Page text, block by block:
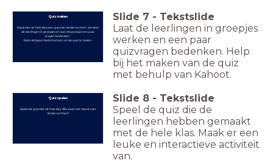
Quiz maken
Maak met de hele klas een quiz over kinderrechten. Verdeel
de leerlingen in groepjes en laat elk groepje een paar
vragen bedenken.
Gebruik bijvoorbeeld Kahoot om de quiz te maken.
Slide 7 - Tekstslide
Laat de leerlingen in groepjes
werken en een paar
quizvragen bedenken. Help
bij het maken van de quiz
met behulp van Kahoot.
Quiz spelen
Speel de quiz met de hele klas. Wie weet het meest over
kinderrechten?
Slide 8 - Tekstslide
Speel de quiz die de
leerlingen hebben gemaakt
met de hele klas. Maak er een
leuke en interactieve activiteit
van.